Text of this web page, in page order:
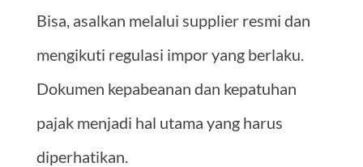
Bisa, asalkan melalui supplier resmi dan
mengikuti regulasi impor yang berlaku.
Dokumen kepabeanan dan kepatuhan
pajak menjadi hal utama yang harus
diperhatikan.